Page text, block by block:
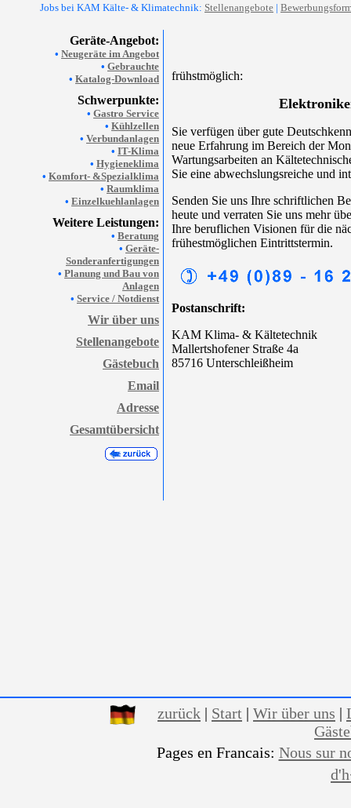
Jobs bei KAM Kälte- & Klimatechnik: Stellenangebote |
Geräte-Angebot:
• Neugeräte im Angebot
• Gebrauchte
• Katalog-Download
Schwerpunkte:
• Gastro Service
• Kühlzellen
• Verbundanlagen
• IT-Klima
• Hygieneklima
• Komfort- &Spezialklima
• Raumklima
• Einzelkuehlanlagen
Weitere Leistungen:
• Beratung
• Geräte-
Sonderanfertigungen
• Planung und Bau von
Anlagen
• Service / Notdienst
Wir über uns
Stellenangebote
Gästebuch
Email
Adresse
Gesamtübersicht
frühstmöglich:
Sie verfügen über gute
neue Erfahrung im Bereich der
Wartungsarbeiten an
Sie eine abwechslungsreiche und
Senden Sie uns Ihre schriftlichen
heute und verraten Sie uns mehr
Ihre beruflichen Visionen für die
frühestmöglichen Eintrittstermin.
Postanschrift:
KAM Klima- & Kältetechnik
Mallertshofener Straße 4a
85716 Unterschleißheim
zurück | Start | Wir über uns |
Pages en Francais: Nous sur